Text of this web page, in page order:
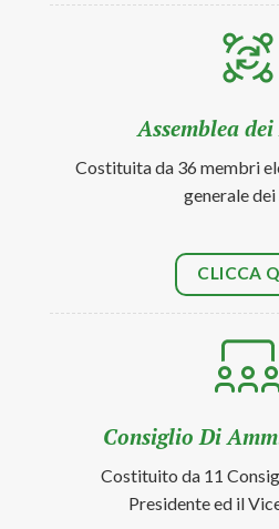
Assemblea
Costituita da 36 membri
generale dei
CLICCA
Consiglio Di
Costituito da 11
Presidente ed il